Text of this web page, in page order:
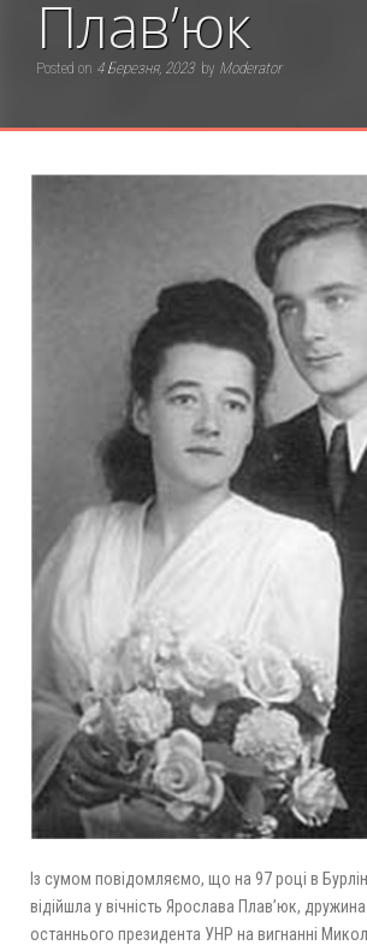
Плав’юк
Posted on 4 Березня, 2023 by Moderator
Із сумом повідомляємо, що на 97 році в
відійшла у вічність Ярослава Плав’юк,
останнього президента УНР на вигнанні